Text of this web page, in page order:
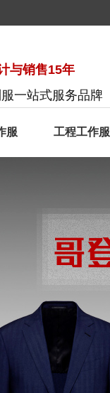
与销售15年
一站式服务品牌
服 工程工作服